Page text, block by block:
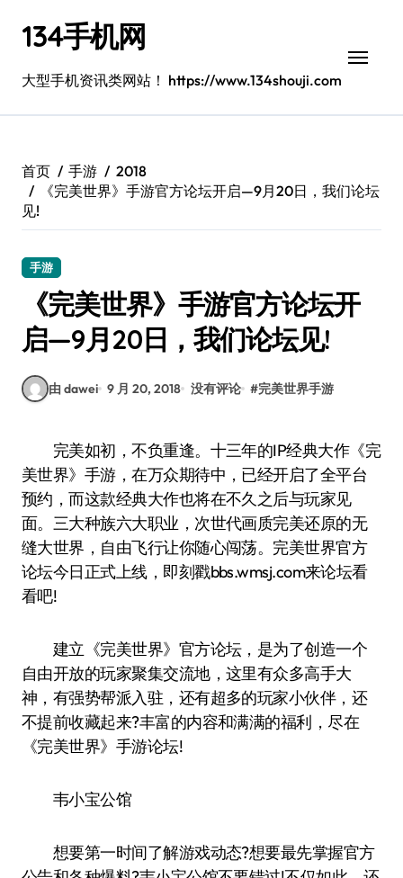
134手机网
大型手机资讯类网站！ https://www.134shouji.com
首页 手游
2018
《完美世界》手游官方论坛开启—9月20日，我们论坛
见!
手游
《完美世界》手游官方论坛开
启—9月20日，我们论坛见!
由 dawei 9 月 20, 2018 没有评论 #完美世界手游
完美如初，不负重逢。十三年的IP经典大作《完
美世界》手游，在万众期待中，已经开启了全平台
预约，而这款经典大作也将在不久之后与玩家见
面。三大种族六大职业，次世代画质完美还原的无
缝大世界，自由飞行让你随心闯荡。完美世界官方
论坛今日正式上线，即刻戳bbs.wmsj.com来论坛看
看吧!
建立《完美世界》官方论坛，是为了创造一个
自由开放的玩家聚集交流地，这里有众多高手大
神，有强势帮派入驻，还有超多的玩家小伙伴，还
不提前收藏起来?丰富的内容和满满的福利，尽在
《完美世界》手游论坛!
韦小宝公馆
想要第一时间了解游戏动态?想要最先掌握官方